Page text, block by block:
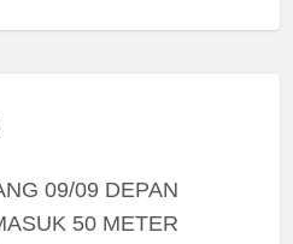
09/09 DEPAN
50 METER